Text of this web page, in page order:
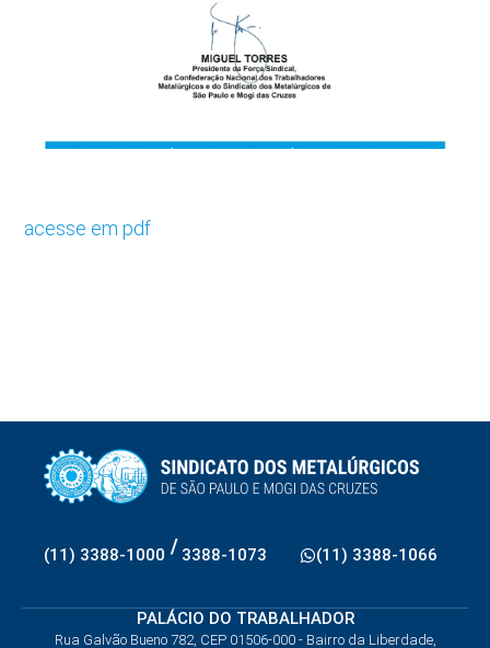
acesse em pdf
(11) 3388-1000 / 3388-1073 (11) 3388-1066
PALÁCIO DO TRABALHADOR
Rua Galvão Bueno 782, CEP 01506-000 - Bairro da Liberdade,